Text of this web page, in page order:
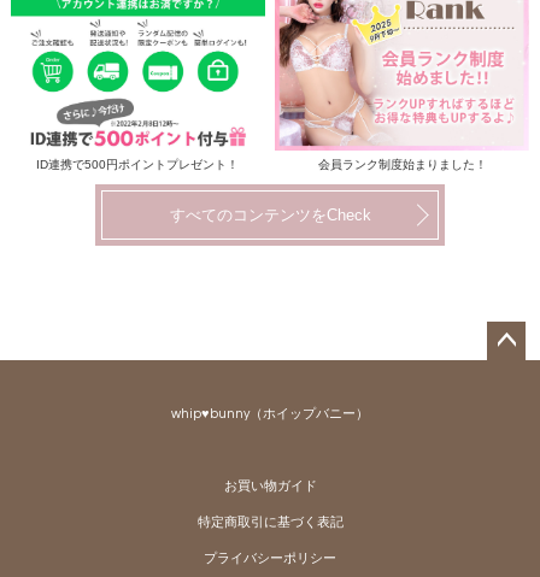
ID連携で500円ポイントプレゼント！ 会員ランク制度始まりました！
すべてのコンテンツをCheck
whip♥bunny（ホイップバニー）
お買い物ガイド
特定商取引に基づく表記
プライバシーポリシー